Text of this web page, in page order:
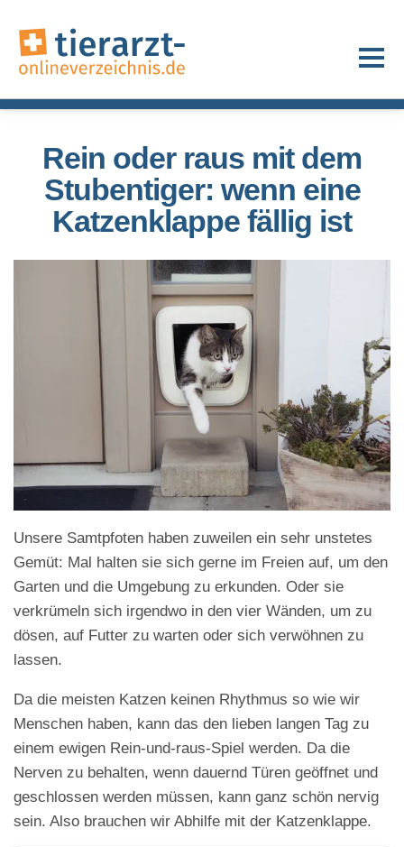
Rein oder raus mit dem
Stubentiger: wenn eine
Katzenklappe fällig ist
Unsere Samtpfoten haben zuweilen ein sehr unstetes
Gemüt: Mal halten sie sich gerne im Freien auf, um den
Garten und die Umgebung zu erkunden. Oder sie
verkrümeln sich irgendwo in den vier Wänden, um zu
dösen, auf Futter zu warten oder sich verwöhnen zu
lassen.
Da die meisten Katzen keinen Rhythmus so wie wir
Menschen haben, kann das den lieben langen Tag zu
einem ewigen Rein-und-raus-Spiel werden. Da die
Nerven zu behalten, wenn dauernd Türen geöffnet und
geschlossen werden müssen, kann ganz schön nervig
sein. Also brauchen wir Abhilfe mit der Katzenklappe.